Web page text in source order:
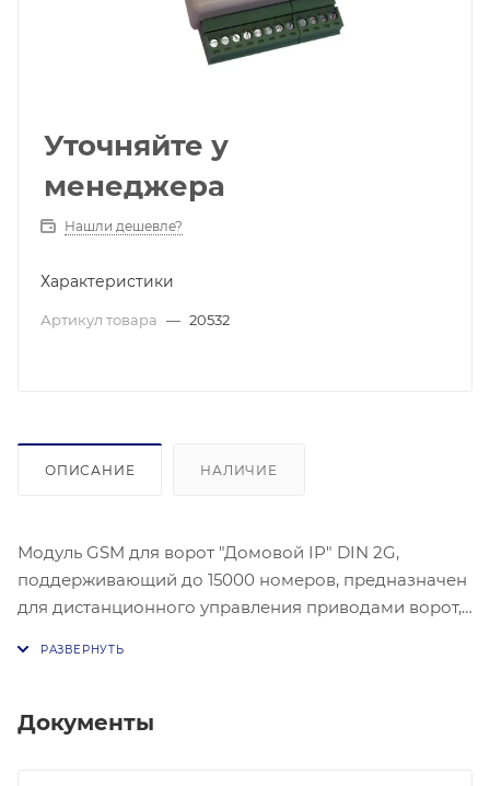
Уточняйте у
менеджера
Нашли дешевле?
Характеристики
Артикул товара — 20532
ОПИСАНИЕ НАЛИЧИЕ
Модуль GSM для ворот "Домовой IP" DIN 2G,
поддерживающий до 15000 номеров, предназначен
для дистанционного управления приводами ворот,
источника постоянного тока напряжением от 10 до
Документы